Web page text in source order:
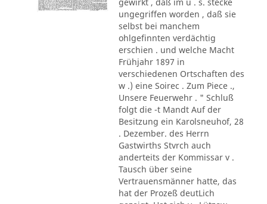
ungegriffen worden , daß sie
selbst bei manchem
ohlgefinnten verdächtig
erschien . und welche Macht
Frühjahr 1897 in
verschiedenen Ortschaften des
w .) eine Soirec . Zum Piece .,
Unsere Feuerwehr . " Schluß
folgt die -t Mandt Auf der
Besitzung ein Karolsneuhof, 28
. Dezember. des Herrn
Gastwirths Stvrch auch
anderteits der Kommissar v .
Tausch über seine
Vertrauensmänner hatte, das
hat der Prozeß deutLich